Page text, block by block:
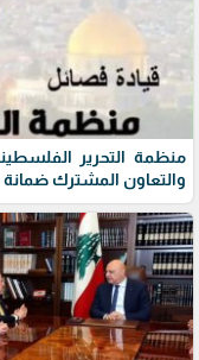
منظمة التحرير
والتعاون المشترك ضمانة